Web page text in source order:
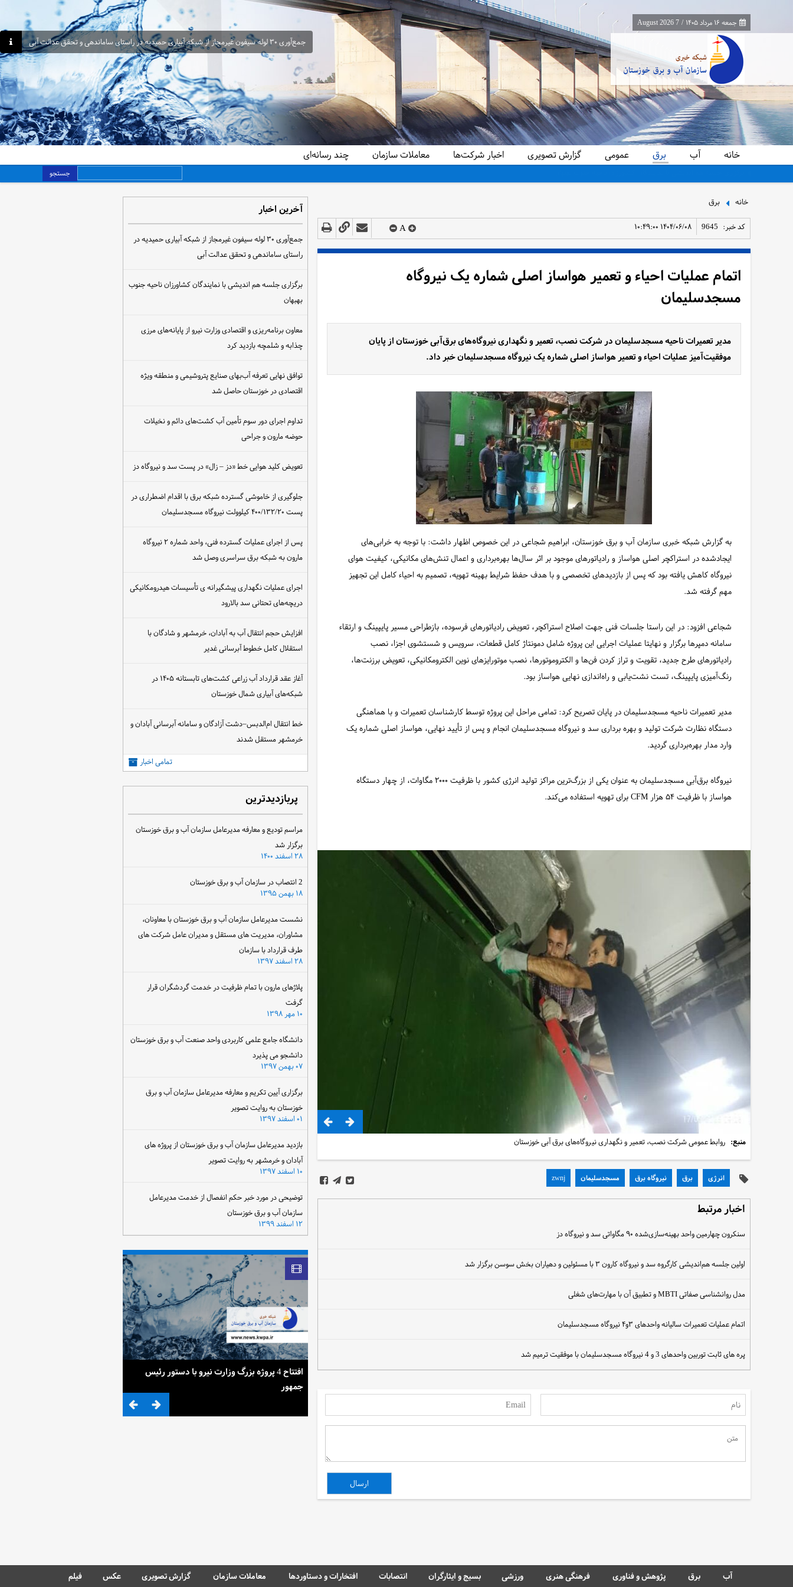
جمعه ۱۶ مرداد ۱۴۰۵ /
7 August 2026
جمع‌آوری ۳۰ لوله سیفون غیرمجاز از شبکه آبیاری حمیدیه در راستای ساماندهی و تحقق عدالت آبی
خانه آب برق عمومی گزارش تصویری اخبار شرکت‌ها معاملات سازمان چند رسانه‌ای
جستجو
خانه برق
کد خبر: 9645 ۱۴۰۴/۰۶/۰۸ ۱۰:۴۹:۰۰ A
اتمام عملیات احیاء و تعمیر هواساز اصلی شماره یک نیروگاه
مسجدسلیمان
مدیر تعمیرات ناحیه مسجدسلیمان در شرکت نصب، تعمیر و نگهداری نیروگاه‌های برق‌آبی خوزستان از پایان
موفقیت‌آمیز عملیات احیاء و تعمیر هواساز اصلی شماره یک نیروگاه مسجدسلیمان خبر داد.
به گزارش شبکه خبری سازمان آب و برق خوزستان، ابراهیم شجاعی در این خصوص اظهار داشت: با توجه به خرابی‌های
ایجادشده در استراکچر اصلی هواساز و رادیاتورهای موجود بر اثر سال‌ها بهره‌برداری و اعمال تنش‌های مکانیکی، کیفیت هوای
نیروگاه کاهش یافته بود که پس از بازدیدهای تخصصی و با هدف حفظ شرایط بهینه تهویه، تصمیم به احیاء کامل این تجهیز
مهم گرفته شد.
شجاعی افزود: در این راستا جلسات فنی جهت اصلاح استراکچر، تعویض رادیاتورهای فرسوده، بازطراحی مسیر پایپینگ و ارتقاء
سامانه دمپرها برگزار و نهایتا عملیات اجرایی این پروژه شامل دمونتاژ کامل قطعات، سرویس و شستشوی اجزا، نصب
رادیاتورهای طرح جدید، تقویت و تراز کردن فن‌ها و الکتروموتورها، نصب موتورایزهای نوین الکترو‌مکانیکی، تعویض برزنت‌ها،
رنگ‌آمیزی پایپینگ، تست نشت‌یابی و راه‌اندازی نهایی هواساز بود.
مدیر تعمیرات ناحیه مسجدسلیمان در پایان تصریح کرد: تمامی مراحل این پروژه توسط کارشناسان تعمیرات و با هماهنگی
دستگاه نظارت شرکت تولید و بهره برداری سد و نیروگاه مسجدسلیمان انجام و پس از تأیید نهایی، هواساز اصلی شماره یک
وارد مدار بهره‌برداری گردید.
نیروگاه برق‌آبی مسجدسلیمان به عنوان یکی از بزرگ‌ترین مراکز تولید انرژی کشور با ظرفیت ۲۰۰۰ مگاوات، از چهار دستگاه
هواساز با ظرفیت ۵۴ هزار CFM برای تهویه استفاده می‌کند.
منبع: روابط عمومی شرکت نصب، تعمیر و نگهداری نیروگاه‌های برق آبی خوزستان
انرژی برق نیروگاه برق مسجدسلیمان zwnj
اخبار مرتبط
سنکرون چهارمین واحد بهینه‌سازی‌شده ۹۰ مگاواتی سد و نیروگاه دز
اولین جلسه هم‌اندیشی کارگروه سد و نیروگاه کارون ۳ با مسئولین و دهیاران بخش سوسن برگزار شد
مدل روانشناسی صفاتی MBTI و تطبیق آن با مهارت‌های شغلی
اتمام عملیات تعمیرات سالیانه واحدهای ۳و۴ نیروگاه مسجدسلیمان
پره های ثابت توربین واحدهای 3 و 4 نیروگاه مسجدسلیمان با موفقیت ترمیم شد
آخرین اخبار
جمع‌آوری ۳۰ لوله سیفون غیرمجاز از شبکه آبیاری حمیدیه در
راستای ساماندهی و تحقق عدالت آبی
برگزاری جلسه هم اندیشی با نمایندگان کشاورزان ناحیه جنوب
بهبهان
معاون برنامه‌ریزی و اقتصادی وزارت نیرو از پایانه‌های مرزی
چذابه و شلمچه بازدید کرد
توافق نهایی تعرفه آب‌بهای صنایع پتروشیمی و منطقه ویژه
اقتصادی در خوزستان حاصل شد
تداوم اجرای دور سوم تأمین آب کشت‌های دائم و نخیلات
حوضه مارون و جراحی
تعویض کلید هوایی خط «دز – زال» در پست سد و نیروگاه دز
جلوگیری از خاموشی گسترده شبکه برق با اقدام اضطراری در
پست ۴۰۰/۱۳۲/۲۰ کیلوولت نیروگاه مسجدسلیمان
پس از اجرای عملیات گسترده فنی، واحد شماره ۲ نیروگاه
مارون به شبکه برق سراسری وصل شد
اجرای عملیات نگهداری پیشگیرانه ی تأسیسات هیدرومکانیکی
دریچه‌های تحتانی سد بالارود
افزایش حجم انتقال آب به آبادان، خرمشهر و شادگان با
استقلال کامل خطوط آبرسانی غدیر
آغاز عقد قرارداد آب زراعی کشت‌های تابستانه ۱۴۰۵ در
شبکه‌های آبیاری شمال خوزستان
خط انتقال ام‌الدبس–دشت آزادگان و سامانه آبرسانی آبادان و
خرمشهر مستقل شدند
تمامی اخبار
پربازدیدترین
مراسم تودیع و معارفه مدیرعامل سازمان آب و برق خوزستان
برگزار شد
۲۸ اسفند ۱۴۰۰
2 انتصاب در سازمان آب و برق خوزستان
۱۸ بهمن ۱۳۹۵
نشست مدیرعامل سازمان آب و برق خوزستان با معاونان،
مشاوران، مدیریت های مستقل و مدیران عامل شرکت های
طرف قرارداد با سازمان
۲۸ اسفند ۱۳۹۷
پلاژهای مارون با تمام ظرفیت در خدمت گردشگران قرار
گرفت
۱۰ مهر ۱۳۹۸
دانشگاه جامع علمی کاربردی واحد صنعت آب و برق خوزستان
دانشجو می پذیرد
۰۷ بهمن ۱۳۹۷
برگزاری آیین تکریم و معارفه مدیرعامل سازمان آب و برق
خوزستان به روایت تصویر
۰۱ اسفند ۱۳۹۷
بازدید مدیرعامل سازمان آب و برق خوزستان از پروژه های
آبادان و خرمشهر به روایت تصویر
۱۰ اسفند ۱۳۹۷
توضیحی در مورد خبر حکم انفصال از خدمت مدیرعامل
سازمان آب و برق خوزستان
۱۲ اسفند ۱۳۹۹
افتتاح 4 پروژه بزرگ وزارت نیرو با دستور رئیس
جمهور
استمرار روشنایی خانه‌ها در گرمای تابستان سهم مردم در نجات آب
آب برق پژوهش و فناوری فرهنگی هنری ورزشی بسیج و ایثارگران انتصابات افتخارات و دستاوردها معاملات سازمان گزارش تصویری عکس فیلم